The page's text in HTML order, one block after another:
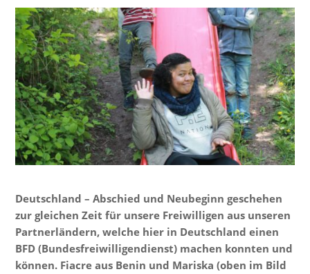
Deutschland – Abschied und Neubeginn geschehen
zur gleichen Zeit für unsere Freiwilligen aus unseren
Partnerländern, welche hier in Deutschland einen
BFD (Bundesfreiwilligendienst) machen konnten und
können. Fiacre aus Benin und Mariska (oben im Bild